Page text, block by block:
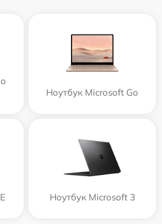
Ноутбук Microsoft Go
Ноутбук Microsoft 3